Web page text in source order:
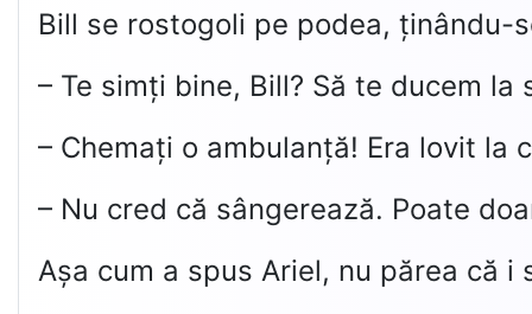
Bill se rostogoli pe podea,
– Te simți bine, Bill? Să te ducem la
– Chemați o ambulanță! Era lovit la
– Nu cred că sângerează. Poate
Așa cum a spus Ariel, nu părea că